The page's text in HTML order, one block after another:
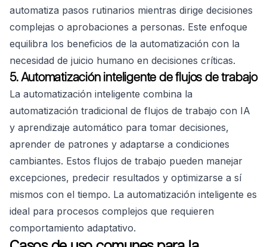
automatiza pasos rutinarios mientras dirige decisiones
complejas o aprobaciones a personas. Este enfoque
equilibra los beneficios de la automatización con la
necesidad de juicio humano en decisiones críticas.
5. Automatización inteligente de flujos de trabajo
La automatización inteligente combina la
automatización tradicional de flujos de trabajo con IA
y aprendizaje automático para tomar decisiones,
aprender de patrones y adaptarse a condiciones
cambiantes. Estos flujos de trabajo pueden manejar
excepciones, predecir resultados y optimizarse a sí
mismos con el tiempo. La automatización inteligente es
ideal para procesos complejos que requieren
comportamiento adaptativo.